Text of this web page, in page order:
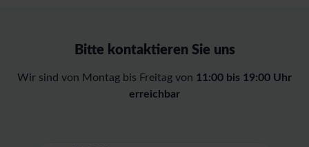
Bitte kontaktieren Sie uns
Wir sind von Montag bis Freitag von 11:00 bis 19:00 Uhr
erreichbar